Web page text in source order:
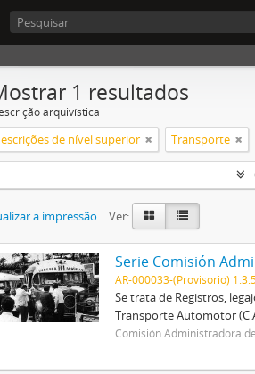
1 resultados
arquivística
de nível superior Transporte
a impressão Ver:
Serie Comisión
AR-000033-(Provisorio)
Se trata de Registros,
Transporte Automotor
Comisión Administradora